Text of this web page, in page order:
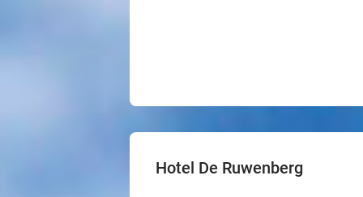
Hotel De Ruwenberg